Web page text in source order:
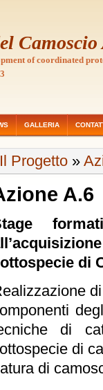
of coordinated
GALLERIA
Il Progetto »
A.6
di
di
di
di